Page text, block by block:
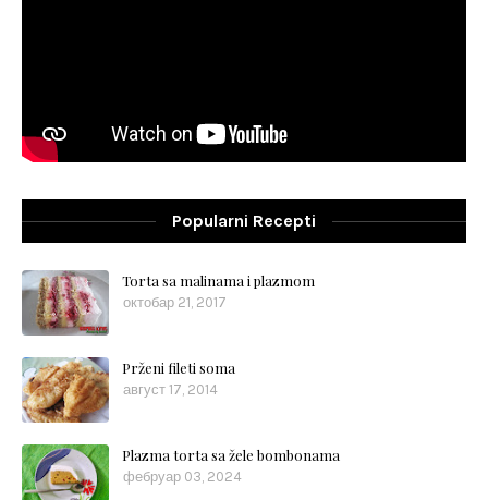
Popularni Recepti
Torta sa malinama i plazmom
октобар 21, 2017
Prženi fileti soma
август 17, 2014
Plazma torta sa žele bombonama
фебруар 03, 2024